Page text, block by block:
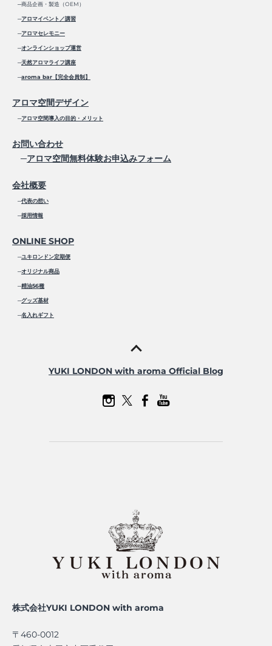
─商品企画・製造（OEM）
─アロマイベント／講習
─アロマセレモニー
─オンラインショップ運営
─天然アロマライフ講座
─aroma bar【完全会員制】
アロマ空間デザイン
─アロマ空間導入の目的・メリット
お問い合わせ
─アロマ空間無料体験お申込みフォーム
会社概要
─代表の想い
─採用情報
ONLINE SHOP
─ユキロンドン定期便
─オリジナル商品
─精油56種
─グッズ基材
─名入れギフト
YUKI LONDON with aroma Official Blog
株式会社YUKI LONDON with aroma
〒460-0012